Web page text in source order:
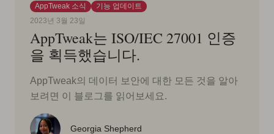
AppTweak 소식
기능 업데이트
2023년 3월 23일
AppTweak는 ISO/IEC 27001 인증
을 획득했습니다.
AppTweak의 데이터 보안에 대한 모든 것을 알아
보려면 이 블로그를 읽어보세요.
Georgia Shepherd